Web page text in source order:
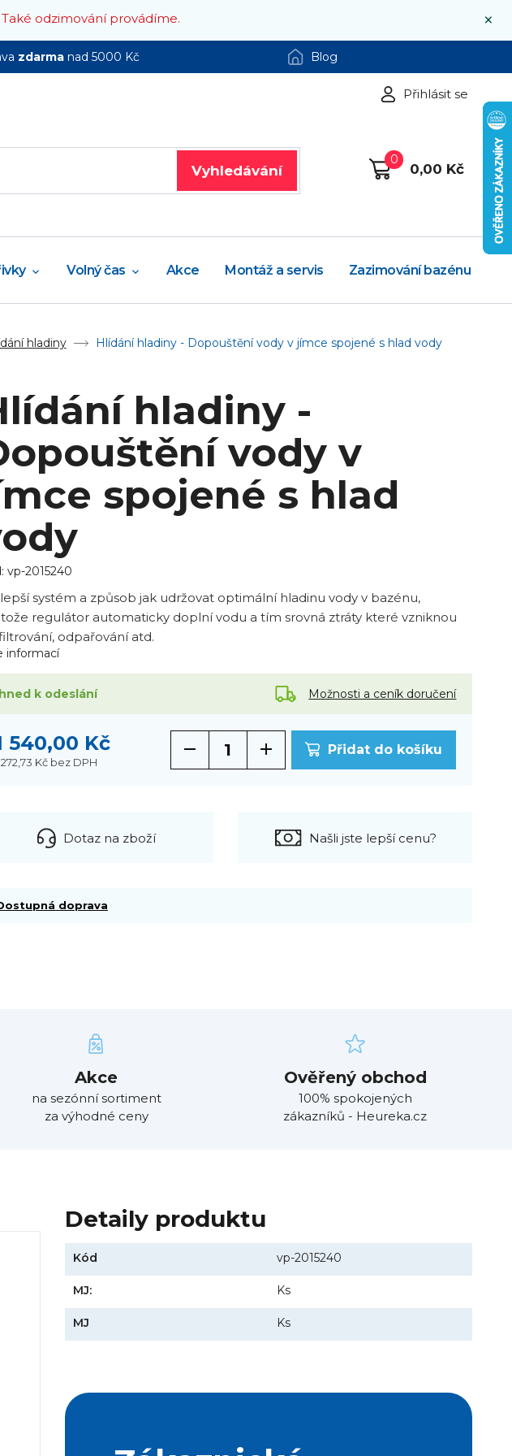
×
Také odzimování provádíme.
zdarmanad 5000 Kč Blog
Přihlásit se
Vyhledávání
0
0,00 Kč
Volný čas Akce Montáž a servis Zazimování bazénu
hladiny Hlídání hladiny - Dopouštění vody v jímce spojené s hlad vody
hladiny -
vody v
spojené s hlad
vp-2015240
systém a způsob jak udržovat optimální hladinu vody v bazénu,
regulátor automaticky doplní vodu a tím srovná ztráty které vzniknou
odpařování atd.
informací
k odeslání Možnosti a ceník doručení
540,00 Kč
272,73 Kč bez DPH
Přidat do košíku
Dotaz na zboží Našli jste lepší cenu?
doprava
Akce
na sezónní sortiment
za výhodné ceny
Ověřený obchod
100% spokojených
zákazníků - Heureka.cz
Detaily produktu
Kód vp-2015240
MJ: Ks
MJ Ks